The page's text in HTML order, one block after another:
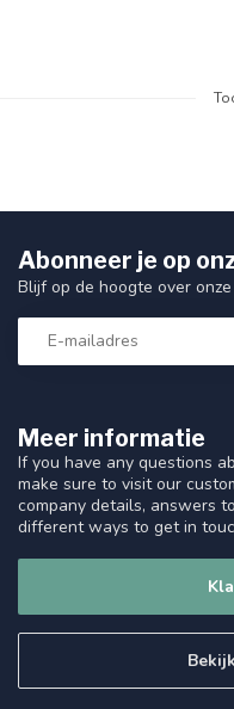
Meer informatie
If you have any questions
make sure to visit our
company details, answers
different ways to get in
Abonneer je op
Blijf op de hoogte over